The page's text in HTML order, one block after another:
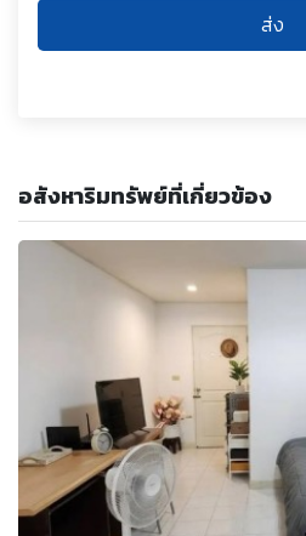
ส่ง
อสังหาริมทรัพย์ที่เกี่ยวข้อง